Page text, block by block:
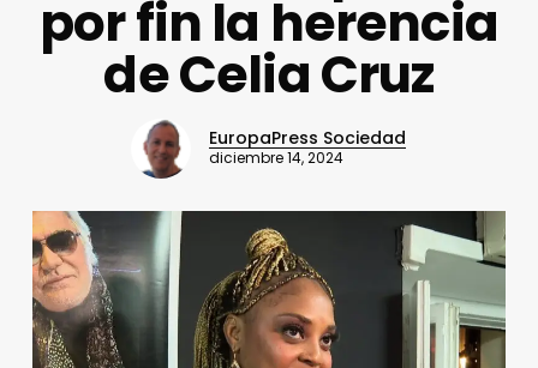
por fin la herencia
de Celia Cruz
EuropaPress Sociedad
diciembre 14, 2024